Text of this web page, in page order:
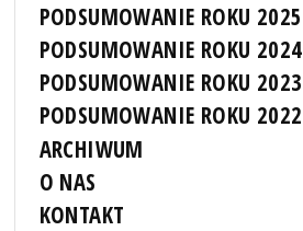
PODSUMOWANIE ROKU 2025
PODSUMOWANIE ROKU 2024
PODSUMOWANIE ROKU 2023
PODSUMOWANIE ROKU 2022
ARCHIWUM
O NAS
KONTAKT